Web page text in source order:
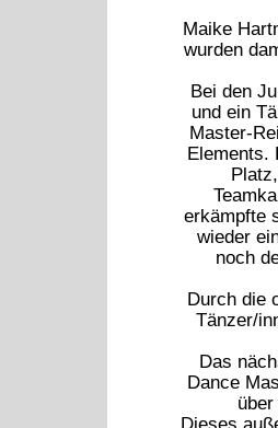
Maike
wurden
Bei den
und ein
Master-
Elements.
erkämpfte
wieder
noch
Durch die
Tänzer/
Das
Dance